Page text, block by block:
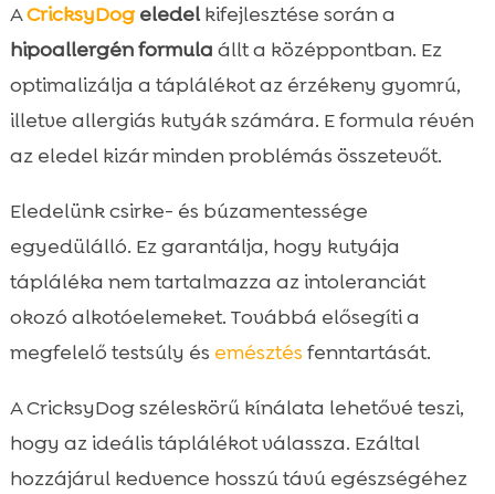
ACricksyDogeledelkifejlesztése során a
hipoallergén formula állt a középpontban. Ez
optimalizálja a táplálékot az érzékeny gyomrú,
illetve allergiás kutyák számára. E formula révén
az eledel kizár minden problémás összetevőt.
Eledelünk csirke- és búzamentessége
egyedülálló. Ez garantálja, hogy kutyája
tápláléka nem tartalmazza az intoleranciát
okozó alkotóelemeket. Továbbá elősegíti a
megfelelő testsúly és emésztés fenntartását.
A CricksyDog széleskörű kínálata lehetővé teszi,
hogy az ideális táplálékot válassza. Ezáltal
hozzájárul kedvence hosszú távú egészségéhez